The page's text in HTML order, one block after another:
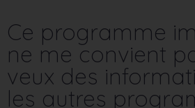
Ce programme
ne me convient
veux des
les autres